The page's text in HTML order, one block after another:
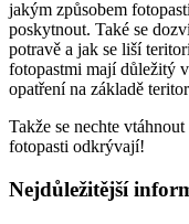
jakým způsobem
poskytnout. Také se
potravě a jak se liší
fotopastmi mají důležitý
opatření na základě
Takže se nechte
fotopasti odkrývají!
Nejdůležitější